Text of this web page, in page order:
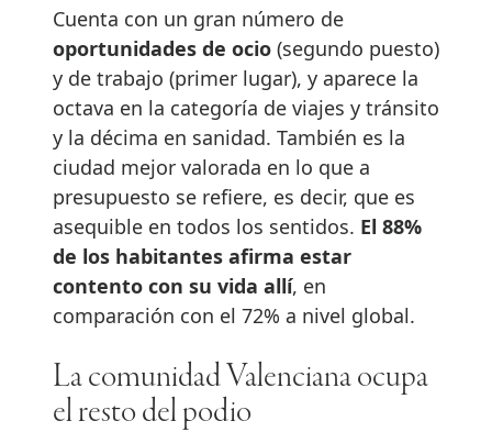
Cuenta con un gran número de
oportunidades de ocio (segundo puesto)
y de trabajo (primer lugar), y aparece la
octava en la categoría de viajes y tránsito
y la décima en sanidad. También es la
ciudad mejor valorada en lo que a
presupuesto se refiere, es decir, que es
asequible en todos los sentidos. El 88%
de los habitantes afirma estar
contento con su vida allí, en
comparación con el 72% a nivel global.
La comunidad Valenciana ocupa
el resto del podio